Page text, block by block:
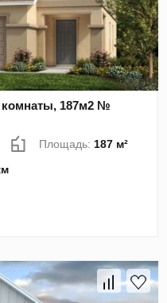
187м2 №
Площадь:187 м²